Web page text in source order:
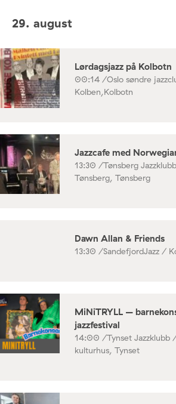
29. august
Lørdagsjazz på Kolbotn
00:14 /Oslo søndre
Kolben,Kolbotn
Jazzcafe med
13:30 /Tønsberg
Tønsberg, Tønsberg
Dawn Allan & Friends
13:30 /SandefjordJazz /
MiNiTRYLL –
jazzfestival
14:00 /Tynset Jazzklubb
kulturhus, Tynset